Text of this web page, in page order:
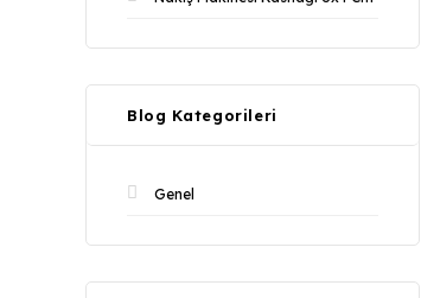
Blog Kategorileri
Genel